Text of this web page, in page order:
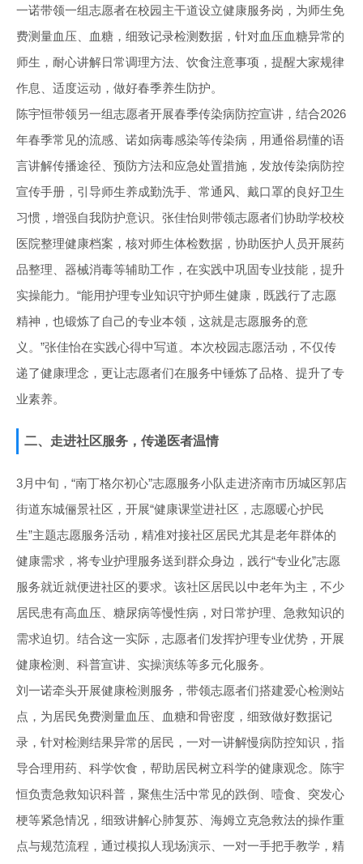
一诺带领一组志愿者在校园主干道设立健康服务岗，为师生免
费测量血压、血糖，细致记录检测数据，针对血压血糖异常的
师生，耐心讲解日常调理方法、饮食注意事项，提醒大家规律
作息、适度运动，做好春季养生防护。
陈宇恒带领另一组志愿者开展春季传染病防控宣讲，结合2026
年春季常见的流感、诺如病毒感染等传染病，用通俗易懂的语
言讲解传播途径、预防方法和应急处置措施，发放传染病防控
宣传手册，引导师生养成勤洗手、常通风、戴口罩的良好卫生
习惯，增强自我防护意识。张佳怡则带领志愿者们协助学校校
医院整理健康档案，核对师生体检数据，协助医护人员开展药
品整理、器械消毒等辅助工作，在实践中巩固专业技能，提升
实操能力。“能用护理专业知识守护师生健康，既践行了志愿
精神，也锻炼了自己的专业本领，这就是志愿服务的意
义。”张佳怡在实践心得中写道。本次校园志愿活动，不仅传
递了健康理念，更让志愿者们在服务中锤炼了品格、提升了专
业素养。
二、走进社区服务，传递医者温情
3月中旬，“南丁格尔初心”志愿服务小队走进济南市历城区郭店
街道东城俪景社区，开展“健康课堂进社区，志愿暖心护民
生”主题志愿服务活动，精准对接社区居民尤其是老年群体的
健康需求，将专业护理服务送到群众身边，践行“专业化”志愿
服务就近就便进社区的要求。该社区居民以中老年为主，不少
居民患有高血压、糖尿病等慢性病，对日常护理、急救知识的
需求迫切。结合这一实际，志愿者们发挥护理专业优势，开展
健康检测、科普宣讲、实操演练等多元化服务。
刘一诺牵头开展健康检测服务，带领志愿者们搭建爱心检测站
点，为居民免费测量血压、血糖和骨密度，细致做好数据记
录，针对检测结果异常的居民，一对一讲解慢病防控知识，指
导合理用药、科学饮食，帮助居民树立科学的健康观念。陈宇
恒负责急救知识科普，聚焦生活中常见的跌倒、噎食、突发心
梗等紧急情况，细致讲解心肺复苏、海姆立克急救法的操作重
点与规范流程，通过模拟人现场演示、一对一手把手教学，精